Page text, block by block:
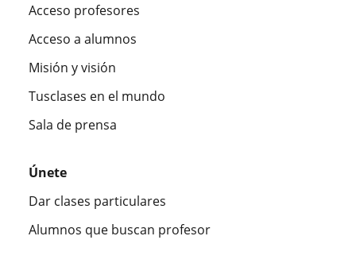
Acceso profesores
Acceso a alumnos
Misión y visión
Tusclases en el mundo
Sala de prensa
Únete
Dar clases particulares
Alumnos que buscan profesor